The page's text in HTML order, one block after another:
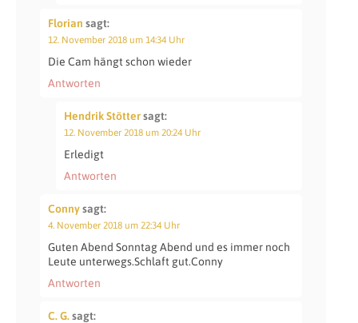
Florian sagt:
12. November 2018 um 14:34 Uhr
Die Cam hängt schon wieder
Antworten
Hendrik Stöttersagt:
12. November 2018 um 20:24 Uhr
Erledigt
Antworten
Connysagt:
4. November 2018 um 22:34 Uhr
Guten Abend Sonntag Abend und es immer noch
Leute unterwegs.Schlaft gut.Conny
Antworten
C. G.sagt: